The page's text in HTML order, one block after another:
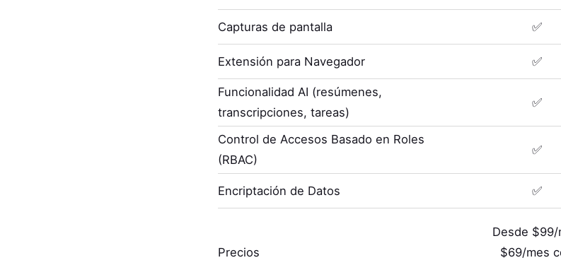
Capturas de pantalla ✅
Extensión para Navegador ✅
Funcionalidad AI (resúmenes,
transcripciones, tareas)
✅
Control de Accesos Basado en Roles
(RBAC)
✅
Encriptación de Datos ✅
Precios
Desde $99/
$69/mes